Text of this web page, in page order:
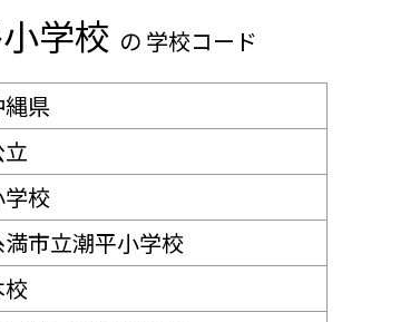
学校 の 学校コード
縄県
学校
満市立潮平小学校